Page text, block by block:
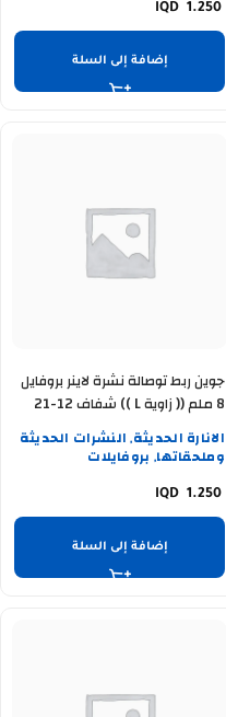
1.250
إضافة إلى السلة
جوين ربط توصالة نشرة لاينر بروفايل
8 ملم (( زاوية L )) شفاف 12-21
بدون واير 41-91
الانارة الحديثة, النشرات الحديثة
وملحقاتها, بروفايلات
1.250
إضافة إلى السلة